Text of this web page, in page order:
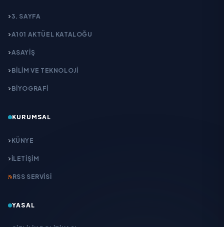
3. SAYFA
A101 AKTÜEL KATALOĞU
ASAYİŞ
BİLİM VE TEKNOLOJİ
BİYOGRAFİ
KURUMSAL
KÜNYE
İLETIŞIM
RSS SERVISI
YASAL